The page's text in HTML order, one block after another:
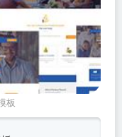
板